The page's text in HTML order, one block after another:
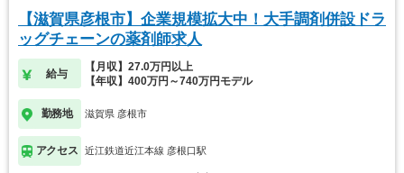
【滋賀県彦根市】企業規模拡大中！大手調剤併設ドラ
ッグチェーンの薬剤師求人
給与
【月収】27.0万円以上
【年収】400万円～740万円モデル
勤務地 滋賀県 彦根市
アクセス 近江鉄道近江本線 彦根口駅